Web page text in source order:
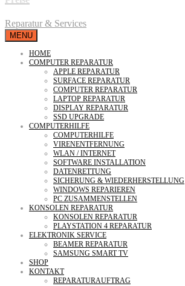
Reparatur & Services
MENU
HOME
COMPUTER REPARATUR
APPLE REPARATUR
SURFACE REPARATUR
COMPUTER REPARATUR
LAPTOP REPARATUR
DISPLAY REPARATUR
SSD UPGRADE
COMPUTERHILFE
COMPUTERHILFE
VIRENENTFERNUNG
WLAN / INTERNET
SOFTWARE INSTALLATION
DATENRETTUNG
SICHERUNG & WIEDERHERSTELLUNG
WINDOWS REPARIEREN
PC ZUSAMMENSTELLEN
KONSOLEN REPARATUR
KONSOLEN REPARATUR
PLAYSTATION 4 REPARATUR
ELEKTRONIK SERVICE
BEAMER REPARATUR
SAMSUNG SMART TV
SHOP
KONTAKT
REPARATURAUFTRAG